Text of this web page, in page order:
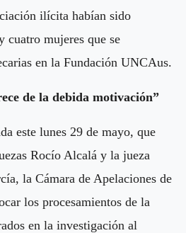
ilícita habían sido
cuatro mujeres que se
en la Fundación UNCAus.
de la debida motivación”
este lunes 29 de mayo, que
Rocío Alcalá y la jueza
la Cámara de Apelaciones de
los procesamientos de la
en la investigación al